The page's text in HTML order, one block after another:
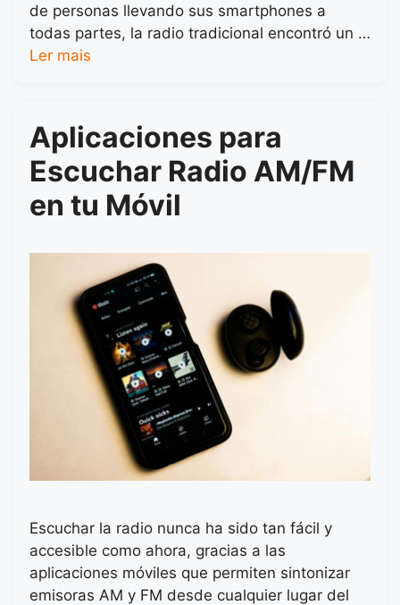
de personas llevando sus smartphones a
todas partes, la radio tradicional encontró un …
Ler mais
Aplicaciones para
Escuchar Radio AM/FM
en tu Móvil
Escuchar la radio nunca ha sido tan fácil y
accesible como ahora, gracias a las
aplicaciones móviles que permiten sintonizar
emisoras AM y FM desde cualquier lugar del